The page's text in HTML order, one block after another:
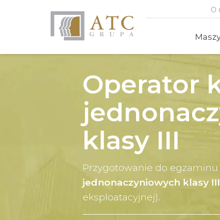
O
Operator
klasy III
Przygotowanie do egzaminu
jednonaczyniowych klasy III
eksploatacyjnej).